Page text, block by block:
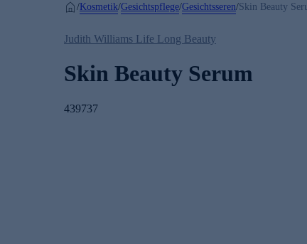
/Kosmetik/Gesichtspflege/Gesichtsseren/Skin Beauty
Judith Williams Life Long Beauty
Skin Beauty Serum
439737